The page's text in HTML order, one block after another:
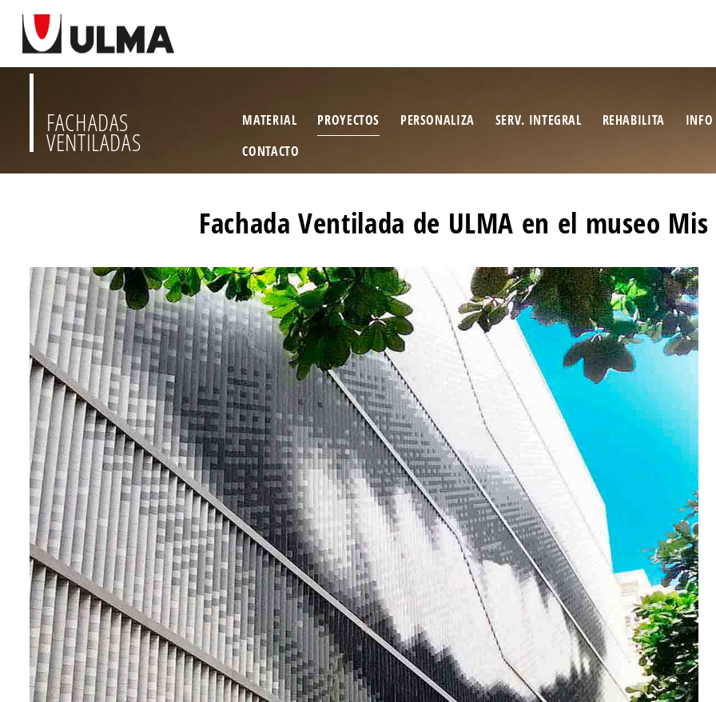
FACHADAS
VENTILADAS
MATERIAL PROYECTOS PERSONALIZA SERV. INTEGRAL REHABILITA INFO
CONTACTO
Fachada Ventilada de ULMA en el museo